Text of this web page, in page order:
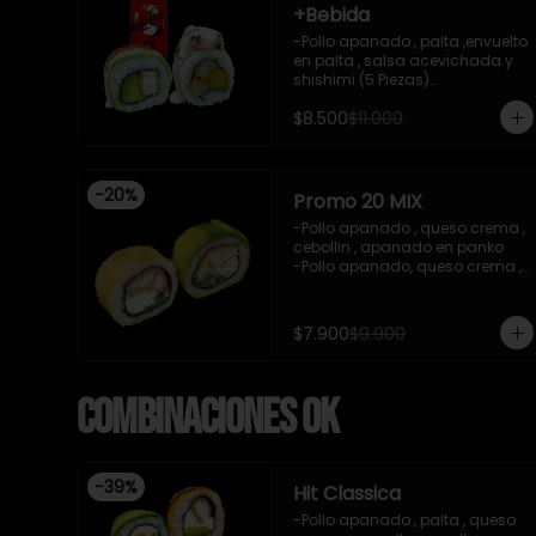
+Bebida
-Pollo apanado , palta ,envuelto
en palta , salsa acevichada y
shishimi (5 Piezas)
,ceviche mixto , salsa
15ml
- IMAGEN REFERENCIAL
$8.500$11.000
-20% Promo 20 MIX
-Pollo apanado , queso crema ,
cebollin , apanado en panko
-Pollo apanado, queso crema ,
-incluye 1 salsa de soya , 1
salsa teriyaki
$7.900$9.900
Combinaciones OK
-39% Hit Classica
-Pollo apanado , palta , queso